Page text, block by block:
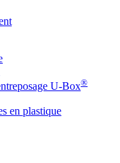
U-Box®
en plastique